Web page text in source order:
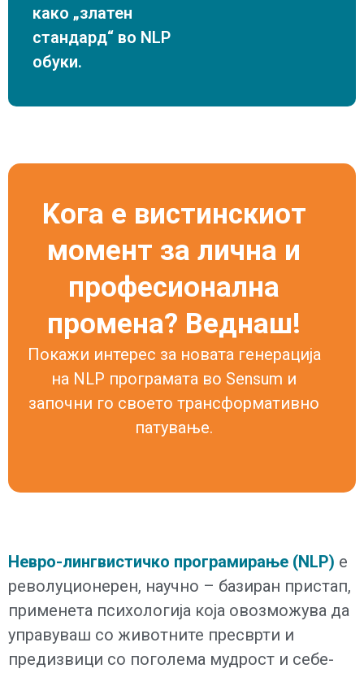
како „златен
стандард“ во NLP
обуки.
Koга e вистинскиот
момент за лична и
професионална
промена? Веднаш!
Покажи интерес за новата генерација
на NLP програмата во Sensum и
започни го своето трансформативно
патување.
Невро-лингвистичко програмирање (NLP) е
револуционерен, научно – базиран пристап,
применета психологија која овозможува да
управуваш со животните пресврти и
предизвици со поголема мудрост и себе-